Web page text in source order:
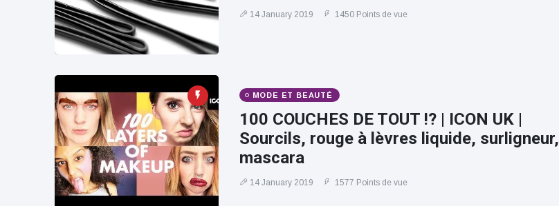
14 January 2019 1450 Points de vue
MODE ET BEAUTÉ
100 COUCHES DE TOUT !? | ICON UK |
Sourcils, rouge à lèvres liquide, surligneur,
mascara
14 January 2019 1577 Points de vue